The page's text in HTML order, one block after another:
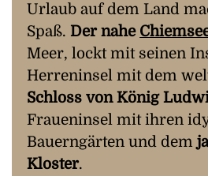
Urlaub auf dem Land
Spaß. Der nahe
Meer, lockt mit seinen
Herreninsel mit dem
Schloss von König
Fraueninsel mit ihren
Bauerngärten und dem
Kloster.